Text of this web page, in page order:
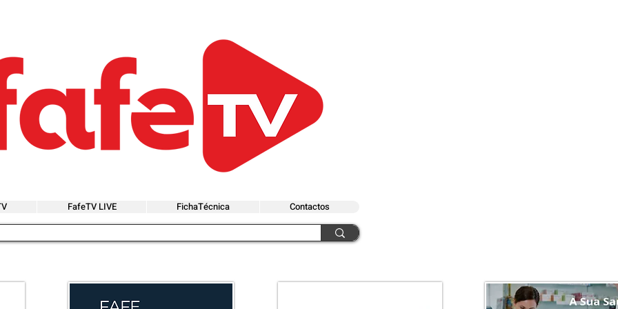
FafeTV LIVE FichaTécnica Contactos